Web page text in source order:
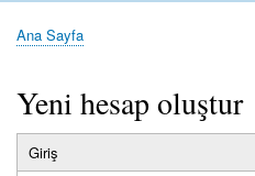
1
2
3
4
5
6
7
8
9
10
11
12
13
Sayfa
Ana Sayfa
Yeni hesap oluştur
Birincil
Giriş